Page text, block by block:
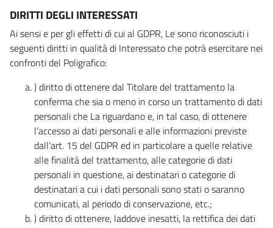
DIRITTI DEGLI INTERESSATI
Ai sensi e per gli effetti di cui al GDPR, Le sono riconosciuti i
seguenti diritti in qualità di Interessato che potrà esercitare nei
confronti del Poligrafico:
) diritto di ottenere dal Titolare del trattamento la
conferma che sia o meno in corso un trattamento di dati
personali che La riguardano e, in tal caso, di ottenere
l’accesso ai dati personali e alle informazioni previste
dall’art. 15 del GDPR ed in particolare a quelle relative
alle finalità del trattamento, alle categorie di dati
personali in questione, ai destinatari o categorie di
destinatari a cui i dati personali sono stati o saranno
comunicati, al periodo di conservazione, etc.;
) diritto di ottenere, laddove inesatti, la rettifica dei dati